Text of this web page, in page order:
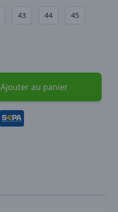
43 44 45
Ajouter au panier